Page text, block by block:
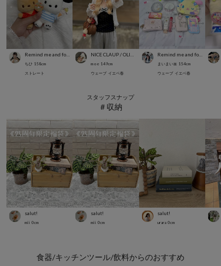
ちひ 158cm
ストレート
m o e 149cm
ウェーブ イエベ春
Remind me and forever
まいまい🎀 154cm
ウェーブ イエベ春
スタッフスナップ
＃収納
salut!
mii 0cm
salut!
mii 0cm
salut!
urara 0cm
食器/キッチンツール/飲料からのおすすめ